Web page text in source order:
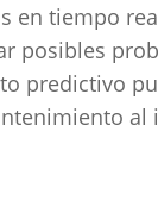
en tiempo
posibles
predictivo